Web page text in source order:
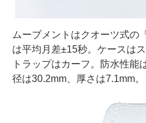
ムーブメントはクオーツ式の
は平均月差±15秒。ケースは
トラップはカーフ。防水性能
径は30.2mm、厚さは7.1mm。